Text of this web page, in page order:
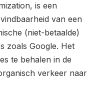
is een
van een
(niet-betaalde)
zoals Google. Het
te behalen in de
verkeer naar